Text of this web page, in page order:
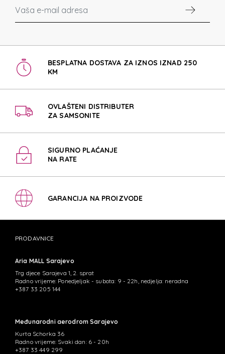
BESPLATNA DOSTAVA ZA IZNOS IZNAD 250
KM
OVLAŠTENI DISTRIBUTER
ZA SAMSONITE
SIGURNO PLAĆANJE
NA RATE
GARANCIJA NA PROIZVODE
PRODAVNICE
Aria MALL Sarajevo
Trg djece Sarajeva 1, 2. sprat
Radno vrijeme: Ponedjeljak - subota: 9 - 22h, nedjelja: neradna
+387 33 205 144
Međunarodni aerodrom Sarajevo
Kurta Schorka 36
Radno vrijeme: Svaki dan: 6 - 20h
+387 33 449 299